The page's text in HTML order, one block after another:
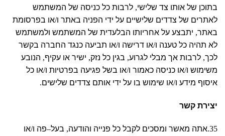
בתוכן של אותו צד שלישי, לרבות כל כניסה של המשתמש
לאתרים של צדדים שלישיים על ידי הפניה באתר ו/או בפרסומת
באתר, יתבצע על אחריותו הבלעדית של המשתמש ולמשתמש
לא תהיה כל טענה ו/או דרישה ו/או תביעה כנגד החברה בקשר
לכך, לרבות אך מבלי לגרוע, בגין כל נזק, ישיר או עקיף, הנובע
משימוש ו/או כניסה כאמור ו/או בשל פגיעה בפרטיות ו/או כל
איסוף מידע ו/או שימוש בו על ידי אותם צדדים שלישים.
יצירת קשר
35. אתה מאשר ומסכים לקבל כל פנייה והודעה, בעל–פה ו/או